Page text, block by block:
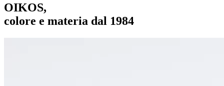
OIKOS,
colore e materia dal 1984